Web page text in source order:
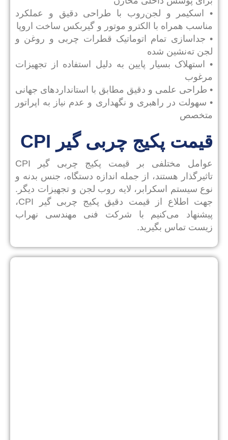
• اسکیمر و لجن‌روب با طراحی دقیق و عملکرد
مناسب همراه با الکترو موتور و گیربکس ساخت اروپا
• جداسازی تمام اتوماتیک قطرات چربی و روغن و
لجن ته‌نشین شده
• استهلاک بسیار پایین به دلیل استفاده از تجهیزات
مرغوب
• طراحی علمی و دقیق مطابق با استانداردهای جهانی
• سهولت در راهبری و نگهداری و عدم نیاز به اپراتور
متخصص
قیمت پکیج چربی گیر CPI
عوامل مختلفی بر قیمت پکیج چربی گیر CPI
تاثیرگذار هستند، از جمله اندازه دستگاه، جنس بدنه و
نوع سیستم اسکرابر، لایه روب لجن و تجهیزات دیگر.
جهت اطلاع از قیمت دقیق پکیج چربی گیر CPI،
پیشنهاد می‌کنیم با شرکت فنی مهندسی نهراب
زیست تماس بگیرید.